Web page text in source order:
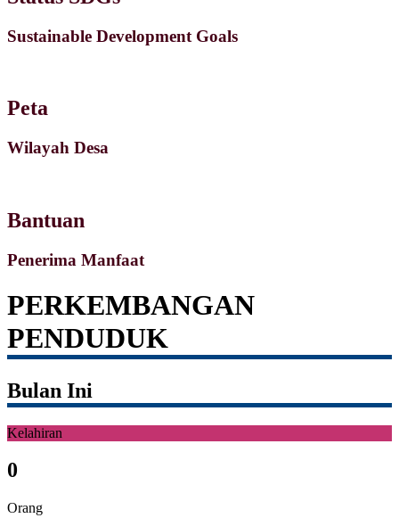
Sustainable Development Goals
Peta
Wilayah Desa
Bantuan
Penerima Manfaat
PERKEMBANGAN
PENDUDUK
Bulan Ini
Kelahiran
0
Orang